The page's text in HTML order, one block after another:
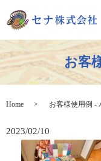
お客
Home お客様使用例 -
2023/02/10